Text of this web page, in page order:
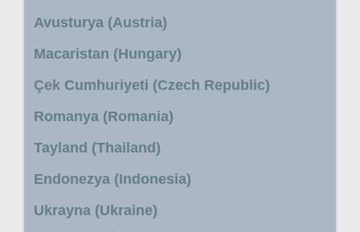
Avusturya (Austria)
Macaristan (Hungary)
Çek Cumhuriyeti (Czech Republic)
Romanya (Romania)
Tayland (Thailand)
Endonezya (Indonesia)
Ukrayna (Ukraine)